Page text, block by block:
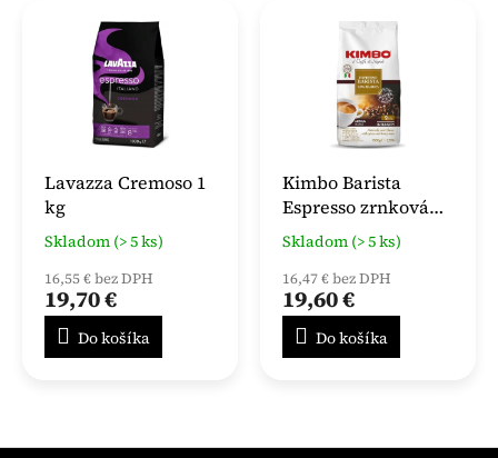
Lavazza Cremoso 1
kg
Skladom (> 5 ks)
16,55 € bez DPH
19,70 €
Do košíka
Kimbo Barista
Espresso zrnková
káva 1kg
Skladom (> 5 ks)
16,47 € bez DPH
19,60 €
Do košíka